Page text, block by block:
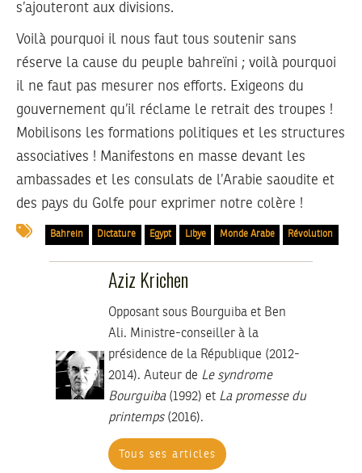
s’ajouteront aux divisions.
Voilà pourquoi il nous faut tous soutenir sans
réserve la cause du peuple bahreïni ; voilà pourquoi
il ne faut pas mesurer nos efforts. Exigeons du
gouvernement qu’il réclame le retrait des troupes !
Mobilisons les formations politiques et les structures
associatives ! Manifestons en masse devant les
ambassades et les consulats de l’Arabie saoudite et
des pays du Golfe pour exprimer notre colère !
Bahrein Dictature Egypt Libye Monde Arabe Révolution
Aziz Krichen
Opposant sous Bourguiba et Ben
Ali. Ministre-conseiller à la
présidence de la République (2012-
2014). Auteur de Le syndrome
Bourguiba(1992) et La promesse du
printemps(2016).
Tous ses articles